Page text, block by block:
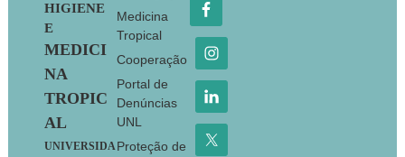
HIGIENE
E
MEDICI
NA
TROPIC
AL
UNIVERSIDA
Medicina
Tropical
Cooperação
Portal de
Denúncias
UNL
Proteção de